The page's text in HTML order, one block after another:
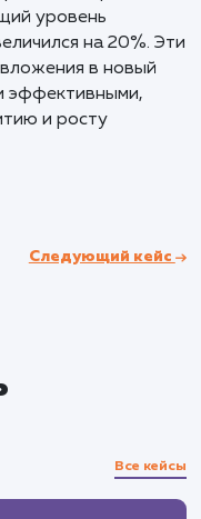
клиентов.
нового
работы, включая
мы смогли